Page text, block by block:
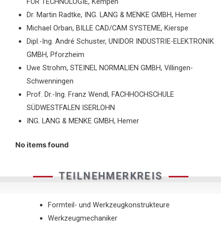
Dr. Martin Radtke, ING. LANG & MENKE GMBH, Hemer
Michael Orban, BILLE CAD/CAM SYSTEME, Kierspe
Dipl.-Ing. André Schuster, UNIDOR INDUSTRIE-ELEKTRONIK
GMBH, Pforzheim
Uwe Strohm, STEINEL NORMALIEN GMBH, Villingen-
Schwenningen
Prof. Dr.-Ing. Franz Wendl, FACHHOCHSCHULE
SÜDWESTFALEN ISERLOHN
ING. LANG & MENKE GMBH, Hemer
No items found
TEILNEHMERKREIS
Formteil- und Werkzeugkonstrukteure
Werkzeugmechaniker